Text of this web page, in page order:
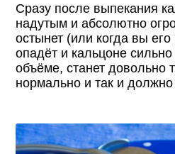
Сразу после выпекания
надутым и абсолютно
остынет (или когда вы его
опадёт и кальцоне
объёме, станет довольно
нормально и так и